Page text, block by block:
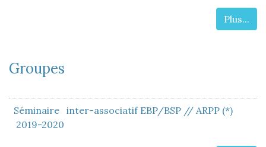
Plus...
Groupes
Séminaire inter-associatif EBP/BSP // ARPP (*)
2019-2020